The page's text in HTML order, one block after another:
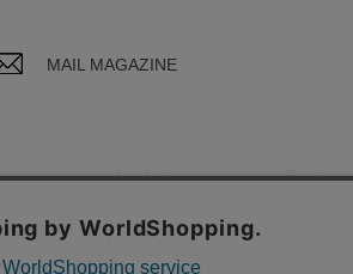
MAIL MAGAZINE
ご利用規約 お問い合わ